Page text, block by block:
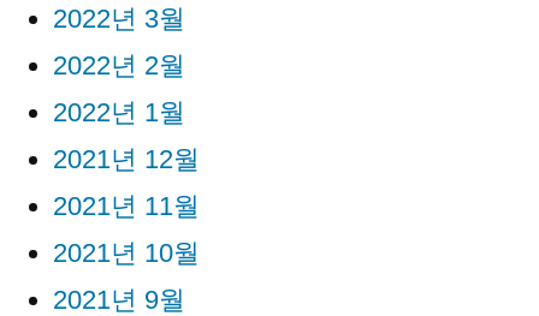
2022년 3월
2022년 2월
2022년 1월
2021년 12월
2021년 11월
2021년 10월
2021년 9월